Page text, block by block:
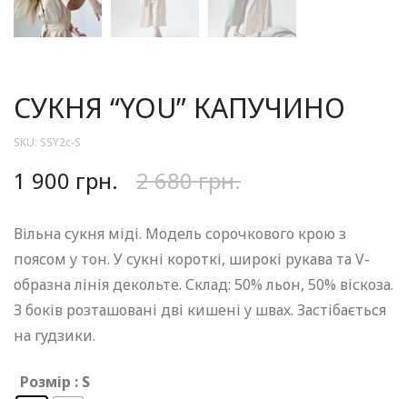
СУКНЯ “YOU” КАПУЧИНО
SKU: SSY2c-S
2 680грн.
1 900 грн.
Вільна сукня міді. Модель сорочкового крою з
поясом у тон. У сукні короткі, широкі рукава та V-
образна лінія декольте. Склад: 50% льон, 50% віскоза.
З боків розташовані дві кишені у швах. Застібається
на гудзики.
Розмір : S